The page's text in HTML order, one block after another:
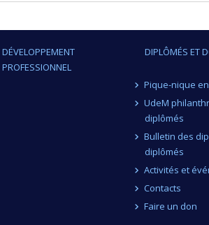
DÉVELOPPEMENT
PROFESSIONNEL
DIPLÔMÉS ET
Pique-nique
UdeM
diplômés
Bulletin des
diplômés
Activités et
Contacts
Faire un don